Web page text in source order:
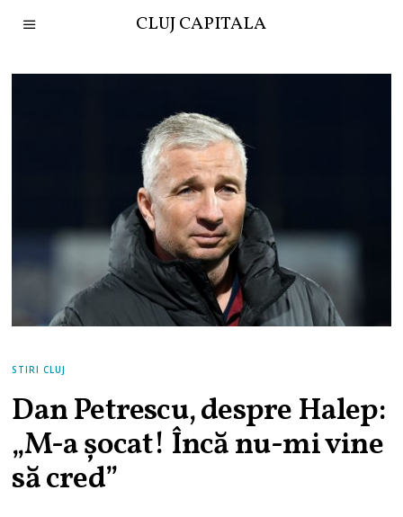
CLUJ CAPITALA
STIRI CLUJ
Dan Petrescu, despre Halep:
„M-a șocat! Încă nu-mi vine
să cred”